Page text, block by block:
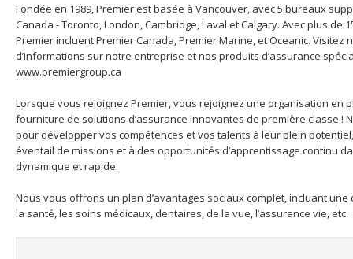
Fondée en 1989, Premier est basée à Vancouver, avec 5 bureaux
Canada - Toronto, London, Cambridge, Laval et Calgary. Avec plus de
Premier incluent Premier Canada, Premier Marine, et Oceanic. Visitez
d’informations sur notre entreprise et nos produits d’assurance
www.premiergroup.ca
Lorsque vous rejoignez Premier, vous rejoignez une organisation en
fourniture de solutions d’assurance innovantes de première classe !
pour développer vos compétences et vos talents à leur plein
éventail de missions et à des opportunités d’apprentissage continu
dynamique et rapide.
Nous vous offrons un plan d’avantages sociaux complet, incluant
la santé, les soins médicaux, dentaires, de la vue, l’assurance vie, etc.